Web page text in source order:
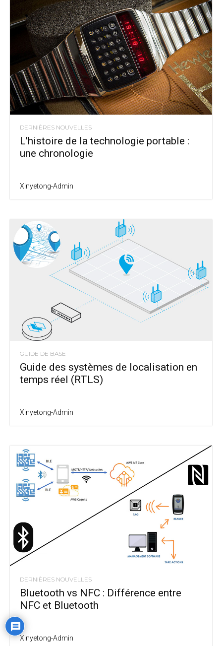
DERNIÈRES NOUVELLES
L'histoire de la technologie portable :
une chronologie
Xinyetong-Admin
GUIDE DE BASE
Guide des systèmes de localisation en
temps réel (RTLS)
Xinyetong-Admin
DERNIÈRES NOUVELLES
Bluetooth vs NFC : Différence entre
NFC et Bluetooth
Xinyetong-Admin